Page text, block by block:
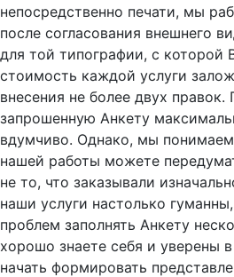
непосредственно печати, мы
после согласования внешнего
для той типографии, с которой
стоимость каждой услуги
внесения не более двух правок.
запрошенную Анкету
вдумчиво. Однако, мы
нашей работы можете
не то, что заказывали
наши услуги настолько
проблем заполнять Анкету
хорошо знаете себя и уверены
начать формировать